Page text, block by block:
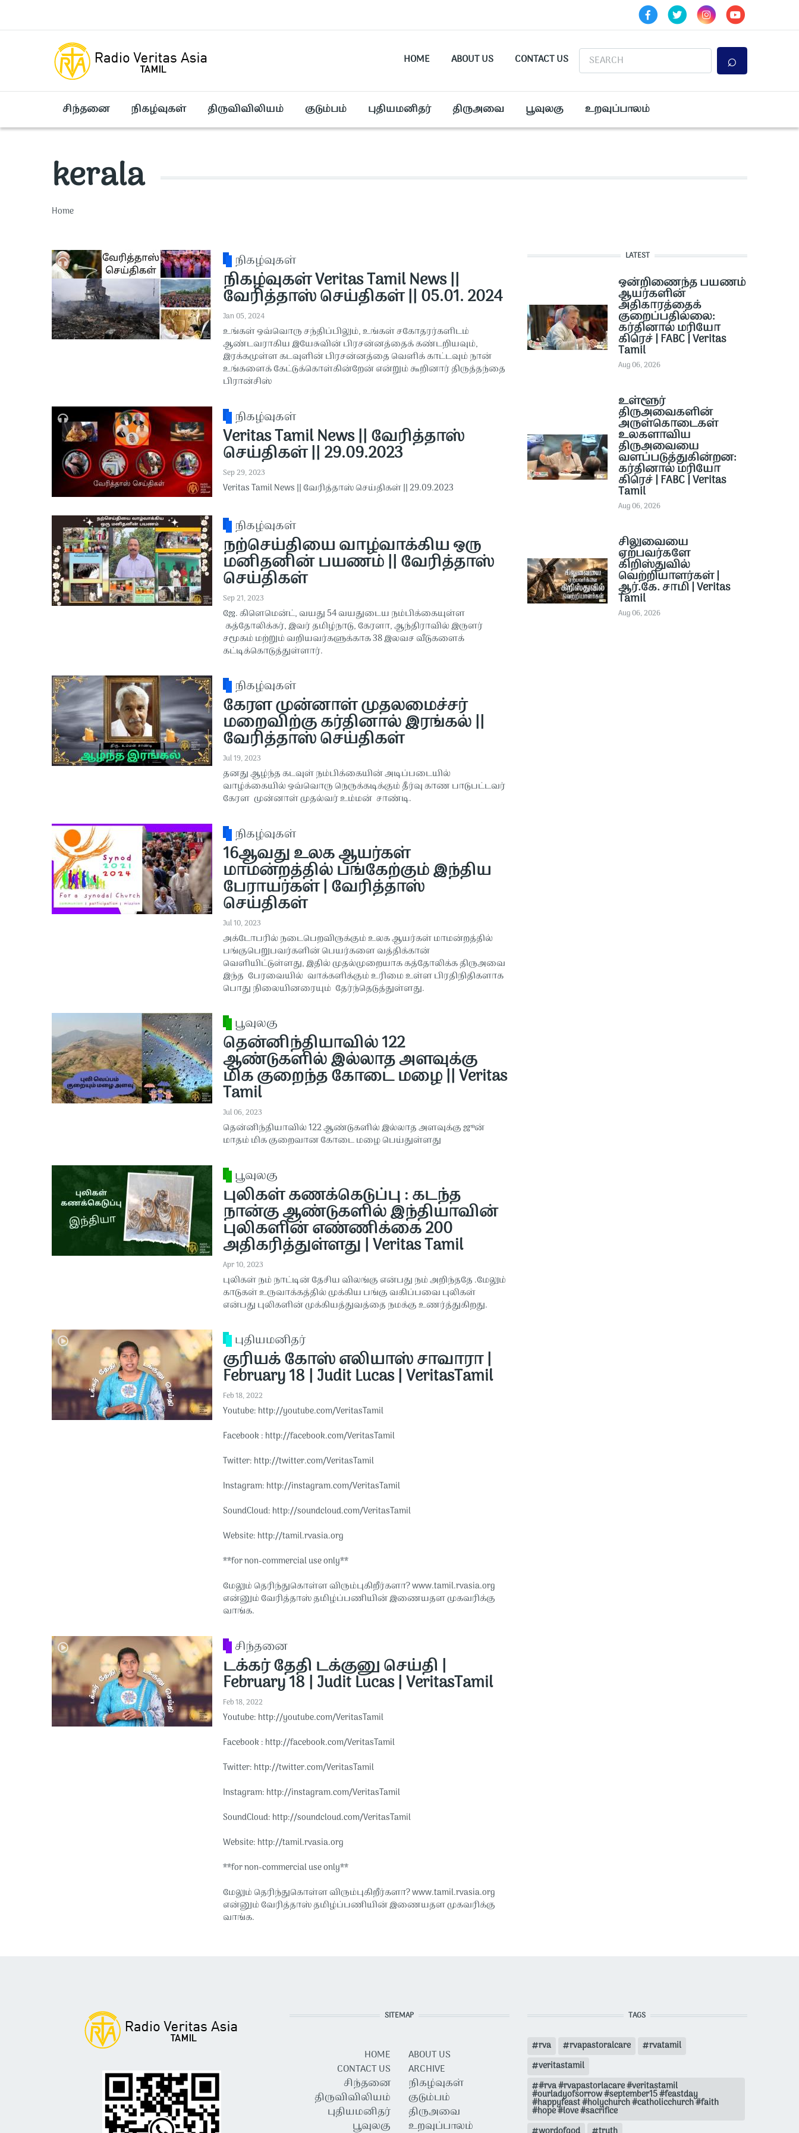
HOME ABOUT US CONTACT US Search
சிந்தனை நிகழ்வுகள் திருவிவிலியம் குடும்பம் புதியமனிதர் திருஅவை பூவுலகு உறவுப்பாலம்
kerala
Breadcrumb
Home
நிகழ்வுகள்
நிகழ்வுகள் Veritas Tamil News ||
வேரித்தாஸ் செய்திகள் || 05.01. 2024
Jan 05, 2024
உங்கள் ஒவ்வொரு சந்திப்பிலும், உங்கள் சகோதரர்களிடம்
ஆண்டவராகிய இயேசுவின் பிரசன்னத்தைக் கண்டறியவும்,
இரக்கமுள்ள கடவுளின் பிரசன்னத்தை வெளிக் காட்டவும் நான்
உங்களைக் கேட்டுக்கொள்கின்றேன் என்றும் கூறினார் திருத்தந்தை
பிரான்சிஸ்
நிகழ்வுகள்
Veritas Tamil News || வேரித்தாஸ்
செய்திகள் || 29.09.2023
Sep 29, 2023
Veritas Tamil News || வேரித்தாஸ் செய்திகள் || 29.09.2023
நிகழ்வுகள்
நற்செய்தியை வாழ்வாக்கிய ஒரு
மனிதனின் பயணம் || வேரித்தாஸ்
செய்திகள்
Sep 21, 2023
ஜே. கிளெமென்ட், வயது 54 வயதுடைய நம்பிக்கையுள்ள
கத்தோலிக்கர், இவர் தமிழ்நாடு, கேரளா, ஆந்திராவில் இருளர்
சமூகம் மற்றும் வறியவர்களுக்காக 38 இலவச வீடுகளைக்
கட்டிக்கொடுத்துள்ளார்.
நிகழ்வுகள்
கேரள முன்னாள் முதலமைச்சர்
மறைவிற்கு கர்தினால் இரங்கல் ||
வேரித்தாஸ் செய்திகள்
Jul 19, 2023
தனது ஆழ்ந்த கடவுள் நம்பிக்கையின் அடிப்படையில்
வாழ்க்கையில் ஒவ்வொரு நெருக்கடிக்கும் தீர்வு காண பாடுபட்டவர்
கேரள முன்னாள் முதல்வர் உம்மன் சாண்டி.
நிகழ்வுகள்
16ஆவது உலக ஆயர்கள்
மாமன்றத்தில் பங்கேற்கும் இந்திய
பேராயர்கள் | வேரித்தாஸ்
செய்திகள்
Jul 10, 2023
அக்டோபரில் நடைபெறவிருக்கும் உலக ஆயர்கள் மாமன்றத்தில்
பங்குபெறுபவர்களின் பெயர்களை வத்திக்கான்
வெளியிட்டுள்ளது, இதில் முதல்முறையாக கத்தோலிக்க திருஅவை
இந்த பேரவையில் வாக்களிக்கும் உரிமை உள்ள பிரதிநிதிகளாக
பொது நிலையினரையும் தேர்ந்தெடுத்துள்ளது.
பூவுலகு
தென்னிந்தியாவில் 122
ஆண்டுகளில் இல்லாத அளவுக்கு
மிக குறைந்த கோடை மழை || Veritas
Tamil
Jul 06, 2023
தென்னிந்தியாவில் 122 ஆண்டுகளில் இல்லாத அளவுக்கு ஜூன்
மாதம் மிக குறைவான கோடை மழை பெய்துள்ளது
பூவுலகு
புலிகள் கணக்கெடுப்பு : கடந்த
நான்கு ஆண்டுகளில் இந்தியாவின்
புலிகளின் எண்ணிக்கை 200
அதிகரித்துள்ளது | Veritas Tamil
Apr 10, 2023
புலிகள் நம் நாட்டின் தேசிய விலங்கு என்பது நம் அறிந்ததே .மேலும்
காடுகள் உருவாக்கத்தில் முக்கிய பங்கு வகிப்பவை புலிகள்
என்பது புலிகளின் முக்கியத்துவத்தை நமக்கு உணர்த்துகிறது.
புதியமனிதர்
குரியக் கோஸ் எலியாஸ் சாவாரா |
February 18 | Judit Lucas | VeritasTamil
Feb 18, 2022
Youtube: http://youtube.com/VeritasTamil​​
Facebook : http://facebook.com/VeritasTamil​​
Twitter: http://twitter.com/VeritasTamil​​
Instagram: http://instagram.com/VeritasTamil​​
SoundCloud: http://soundcloud.com/VeritasTamil​​
Website: http://tamil.rvasia.org​​
**for non-commercial use only**
மேலும் தெரிந்துகொள்ள விரும்புகிறீர்களா? www.tamil.rvasia.org
என்னும் வேரித்தாஸ் தமிழ்ப்பணியின் இணையதள முகவரிக்கு
வாங்க.
சிந்தனை
டக்கர் தேதி டக்குனு செய்தி |
February 18 | Judit Lucas | VeritasTamil
Feb 18, 2022
Youtube: http://youtube.com/VeritasTamil​​
Facebook : http://facebook.com/VeritasTamil​​
Twitter: http://twitter.com/VeritasTamil​​
Instagram: http://instagram.com/VeritasTamil​​
SoundCloud: http://soundcloud.com/VeritasTamil​​
Website: http://tamil.rvasia.org​​
**for non-commercial use only**
மேலும் தெரிந்துகொள்ள விரும்புகிறீர்களா? www.tamil.rvasia.org
என்னும் வேரித்தாஸ் தமிழ்ப்பணியின் இணையதள முகவரிக்கு
வாங்க.
LATEST
ஒன்றிணைந்த பயணம்
ஆயர்களின்
அதிகாரத்தைக்
குறைப்பதில்லை:
கர்தினால் மரியோ
கிரெச் | FABC | Veritas
Tamil
Aug 06, 2026
உள்ளூர்
திருஅவைகளின்
அருள்கொடைகள்
உலகளாவிய
திருஅவையை
வளப்படுத்துகின்றன:
கர்தினால் மரியோ
கிரெச் | FABC | Veritas
Tamil
Aug 06, 2026
சிலுவையை
ஏற்பவர்களே
கிறிஸ்துவில்
வெற்றியாளர்கள் |
ஆர்.கே. சாமி | Veritas
Tamil
Aug 06, 2026
SITEMAP
HOME
CONTACT US
சிந்தனை
திருவிவிலியம்
புதியமனிதர்
பூவுலகு
ABOUT US
ARCHIVE
நிகழ்வுகள்
குடும்பம்
திருஅவை
உறவுப்பாலம்
TAGS
rva rvapastoralcare
rvatamil
veritastamil
#rva #rvapastorlacare #veritastamil
#ourladyofsorrow #september15 #feastday
#happyfeast #holychurch #catholicchurch #faith
#hope #love #sacrifice